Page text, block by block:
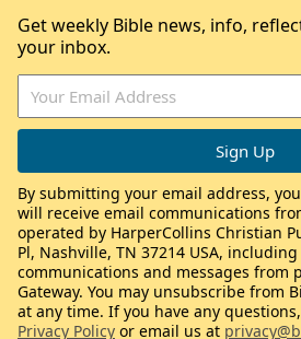
Get weekly Bible news, info,
your inbox.
By submitting your email address,
will receive email communications
operated by HarperCollins Christian
Pl, Nashville, TN 37214 USA,
communications and messages from
Gateway. You may unsubscribe from
at any time. If you have any
Privacy Policy or email us at